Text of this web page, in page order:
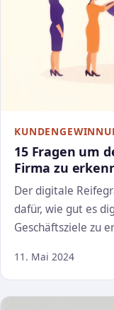
15 Fragen um
Firma zu
Der digitale
dafür, wie gut es
Geschäftsziele zu
11. Mai 2024